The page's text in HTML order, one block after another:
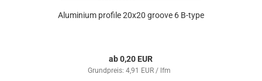
Aluminium profile 20x20 groove 6 B-type
ab 0,20 EUR
Grundpreis: 4,91 EUR / lfm